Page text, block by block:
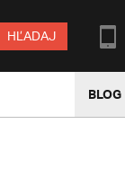
HĽADAJ
BLOG